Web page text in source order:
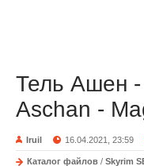
Тель Ашен -
Aschan -
Iruil 16.04.2021, 23:59
Каталог файлов / Skyrim